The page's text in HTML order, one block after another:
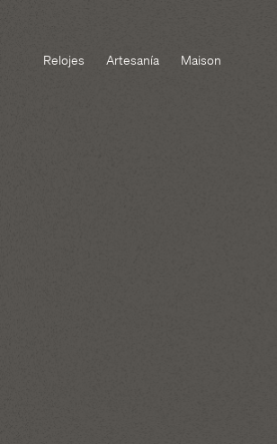
Relojes Artesanía Maison